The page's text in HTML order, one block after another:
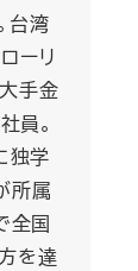
台湾
ーリ
手金
員。
独学
所属
全国
を達